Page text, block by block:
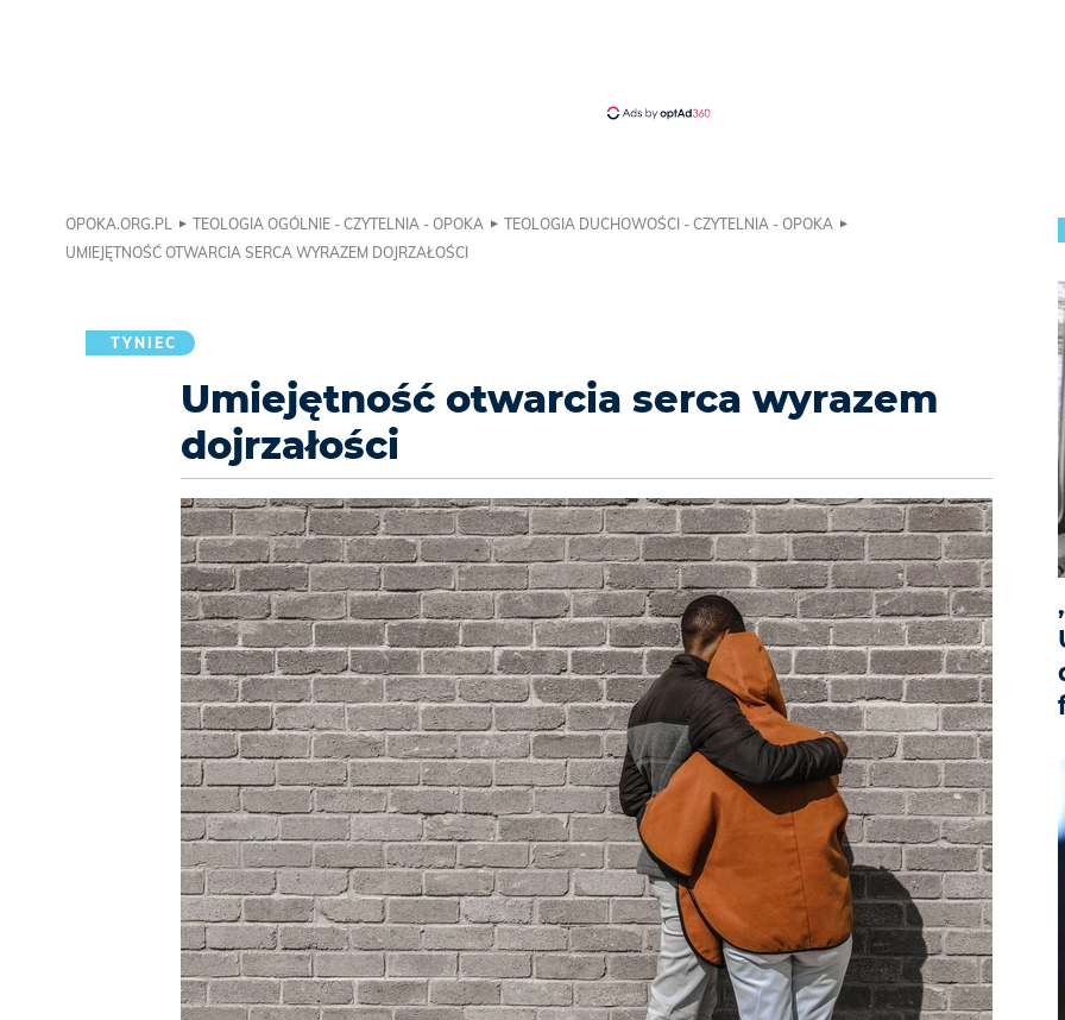
OPOKA.ORG.PL TEOLOGIA OGÓLNIE - CZYTELNIA - OPOKA
TEOLOGIA DUCHOWOŚCI - CZYTELNIA - OPOKA
UMIEJĘTNOŚĆ OTWARCIA SERCA WYRAZEM DOJRZAŁOŚCI
TYNIEC
Umiejętność otwarcia serca wyrazem
dojrzałości